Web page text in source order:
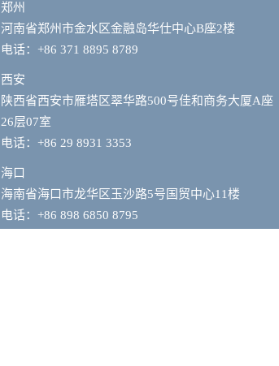
郑州
河南省郑州市金水区金融岛华仕中心B座2楼
电话：+86 371 8895 8789
西安
陕西省西安市雁塔区翠华路500号佳和商务大厦A座
26层07室
电话：+86 29 8931 3353
海口
海南省海口市龙华区玉沙路5号国贸中心11楼
电话：+86 898 6850 8795